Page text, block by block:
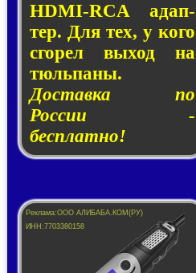
HDMI-RCA адап­
тер. Для тех, у кого
сго­рел вы­ход на
тюль­па­ны.
Доставка по
России -
бесплатно!